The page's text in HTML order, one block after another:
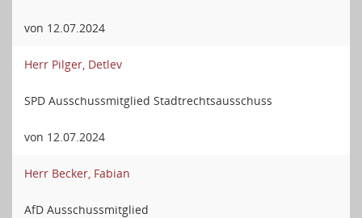
von 12.07.2024
Herr Pilger, Detlev
SPD Ausschussmitglied Stadtrechtsausschuss
von 12.07.2024
Herr Becker, Fabian
AfD Ausschussmitglied